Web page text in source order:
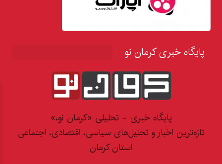
پایگاه خبری کرمان نو
پایگاه خبری - تحلیلی «کرمان نو،»
تازه‌ترین اخبار و تحلیل‌های سیاسی، اقتصادی، اجتماعی
استان کرمان